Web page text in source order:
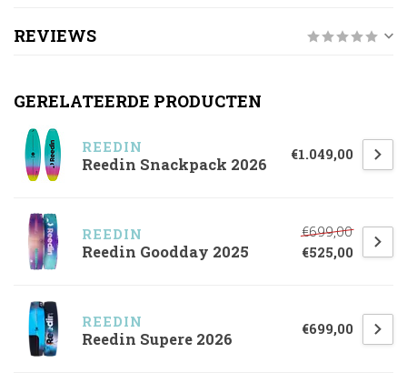
REVIEWS
GERELATEERDE PRODUCTEN
REEDIN
Reedin Snackpack 2026
€1.049,00
REEDIN
Reedin Goodday 2025
€699,00
€525,00
REEDIN
Reedin Supere 2026
€699,00